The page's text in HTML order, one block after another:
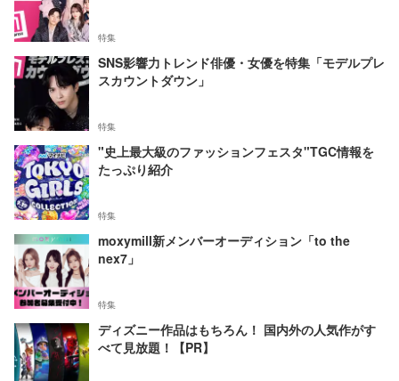
特集
SNS影響力トレンド俳優・女優を特集「モデルプレ
スカウントダウン」
特集
"史上最大級のファッションフェスタ"TGC情報を
たっぷり紹介
特集
moxymill新メンバーオーディション「to the
nex7」
特集
ディズニー作品はもちろん！ 国内外の人気作がす
べて見放題！【PR】